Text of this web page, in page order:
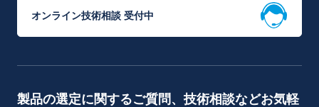
オンライン技術相談 受付中
製品の選定に関するご質問、技術相談などお気軽